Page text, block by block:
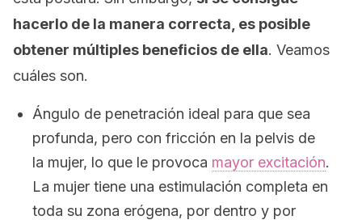
hacerlo de la manera correcta, es posible
obtener múltiples beneficios de ella. Veamos
cuáles son.
Ángulo de penetración ideal para que sea
profunda, pero con fricción en la pelvis de
la mujer, lo que le provoca mayor excitación.
La mujer tiene una estimulación completa en
toda su zona erógena, por dentro y por